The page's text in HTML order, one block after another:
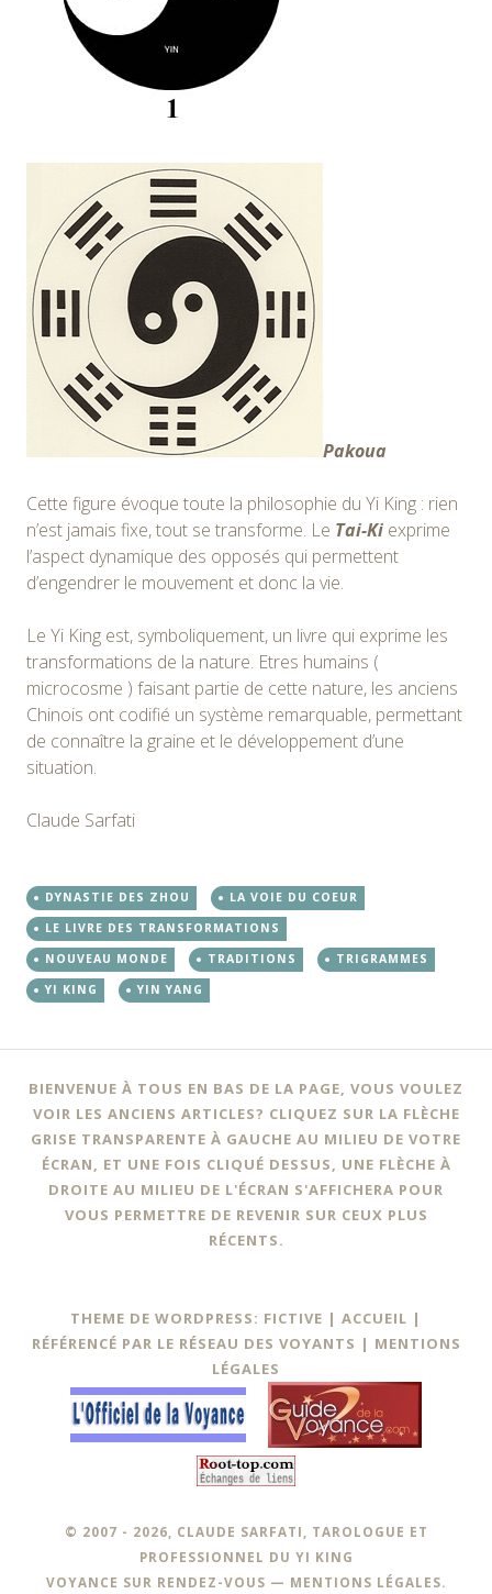
Pakoua
Cette figure évoque toute la philosophie du Yi King : rien
n’est jamais fixe, tout se transforme. Le Tai-Ki exprime
l’aspect dynamique des opposés qui permettent
d’engendrer le mouvement et donc la vie.
Le Yi King est, symboliquement, un livre qui exprime les
transformations de la nature. Etres humains (
microcosme ) faisant partie de cette nature, les anciens
Chinois ont codifié un système remarquable, permettant
de connaître la graine et le développement d’une
situation.
Claude Sarfati
DYNASTIE DES ZHOU
LA VOIE DU COEUR
LE LIVRE DES TRANSFORMATIONS
NOUVEAU MONDE
TRADITIONS
TRIGRAMMES
YI KING
YIN YANG
BIENVENUE À TOUS EN BAS DE LA PAGE, VOUS VOULEZ
VOIR LES ANCIENS ARTICLES? CLIQUEZ SUR LA FLÈCHE
GRISE TRANSPARENTE À GAUCHE AU MILIEU DE VOTRE
ÉCRAN, ET UNE FOIS CLIQUÉ DESSUS, UNE FLÈCHE À
DROITE AU MILIEU DE L'ÉCRAN S'AFFICHERA POUR
VOUS PERMETTRE DE REVENIR SUR CEUX PLUS
RÉCENTS.
THEME DE WORDPRESS: FICTIVE | ACCUEIL |
RÉFÉRENCÉ PAR LE RÉSEAU DES VOYANTS | MENTIONS
LÉGALES
© 2007 - 2026, CLAUDE SARFATI, TAROLOGUE ET
PROFESSIONNEL DU YI KING
VOYANCE SUR RENDEZ-VOUS — MENTIONS LÉGALES.